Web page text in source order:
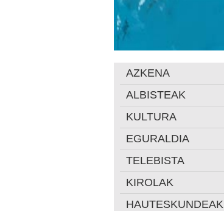
AZKENA
ALBISTEAK
KULTURA
EGURALDIA
TELEBISTA
KIROLAK
HAUTESKUNDEAK